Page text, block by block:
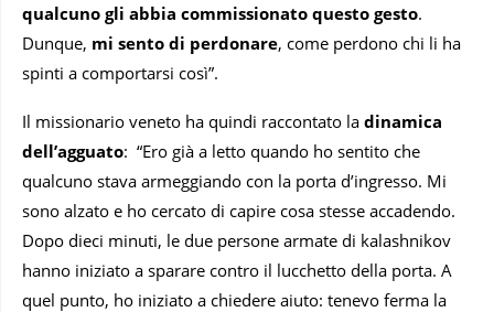
qualcuno gli abbia commissionato questo gesto.
Dunque, mi sento di perdonare, come perdono chi li ha
spinti a comportarsi così”.
Il missionario veneto ha quindi raccontato la dinamica
dell’agguato: “Ero già a letto quando ho sentito che
qualcuno stava armeggiando con la porta d’ingresso. Mi
sono alzato e ho cercato di capire cosa stesse accadendo.
Dopo dieci minuti, le due persone armate di kalashnikov
hanno iniziato a sparare contro il lucchetto della porta. A
quel punto, ho iniziato a chiedere aiuto: tenevo ferma la